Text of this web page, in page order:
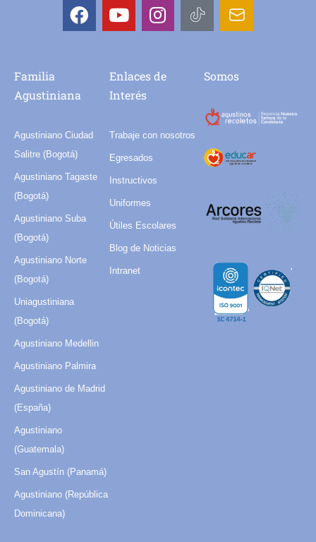
Familia
Agustiniana
Agustiniano Ciudad
Salitre (Bogotá)
Agustiniano Tagaste
(Bogotá)
Agustiniano Suba
(Bogotá)
Agustiniano Norte
(Bogotá)
Uniagustiniana
(Bogotá)
Agustiniano Medellin
Agustiniano Palmira
Agustiniano de Madrid
(España)
Agustiniano
(Guatemala)
San Agustín (Panamá)
Agustiniano (República
Dominicana)
Enlaces de
Interés
Trabaje con nosotros
Egresados
Instructivos
Uniformes
Útiles Escolares
Blog de Noticias
Intranet
Somos